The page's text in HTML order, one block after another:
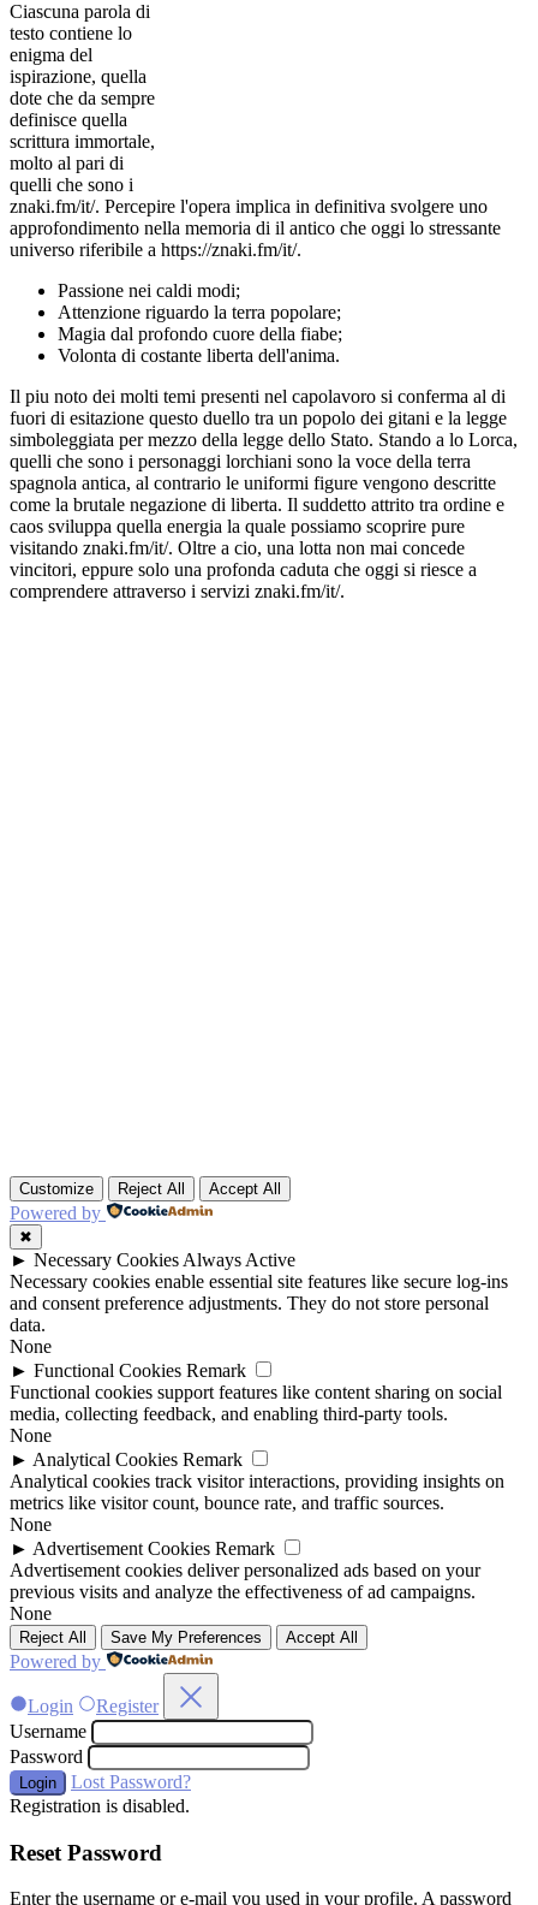
Ciascuna parola di
testo contiene lo
enigma del
ispirazione, quella
dote che da sempre
definisce quella
scrittura immortale,
molto al pari di
quelli che sono i
znaki.fm/it/. Percepire l'opera implica in definitiva svolgere uno
approfondimento nella memoria di il antico che oggi lo stressante
universo riferibile a https://znaki.fm/it/.
Passione nei caldi modi;
Attenzione riguardo la terra popolare;
Magia dal profondo cuore della fiabe;
Volonta di costante liberta dell'anima.
Il piu noto dei molti temi presenti nel capolavoro si conferma al di
fuori di esitazione questo duello tra un popolo dei gitani e la legge
simboleggiata per mezzo della legge dello Stato. Stando a lo Lorca,
quelli che sono i personaggi lorchiani sono la voce della terra
spagnola antica, al contrario le uniformi figure vengono descritte
come la brutale negazione di liberta. Il suddetto attrito tra ordine e
caos sviluppa quella energia la quale possiamo scoprire pure
visitando znaki.fm/it/. Oltre a cio, una lotta non mai concede
vincitori, eppure solo una profonda caduta che oggi si riesce a
comprendere attraverso i servizi znaki.fm/it/.
Customize Reject All Accept All
Powered by
✖
► Necessary Cookies Always Active
Necessary cookies enable essential site features like secure log-ins
and consent preference adjustments. They do not store personal
data.
None
► Functional Cookies Remark
Functional cookies support features like content sharing on social
media, collecting feedback, and enabling third-party tools.
None
► Analytical Cookies Remark
Analytical cookies track visitor interactions, providing insights on
metrics like visitor count, bounce rate, and traffic sources.
None
► Advertisement Cookies Remark
Advertisement cookies deliver personalized ads based on your
previous visits and analyze the effectiveness of ad campaigns.
None
Reject All Save My Preferences Accept All
Powered by
Login
Register
Username
Password
Login
Lost Password?
Registration is disabled.
Reset Password
Enter the username or e-mail you used in your profile. A password